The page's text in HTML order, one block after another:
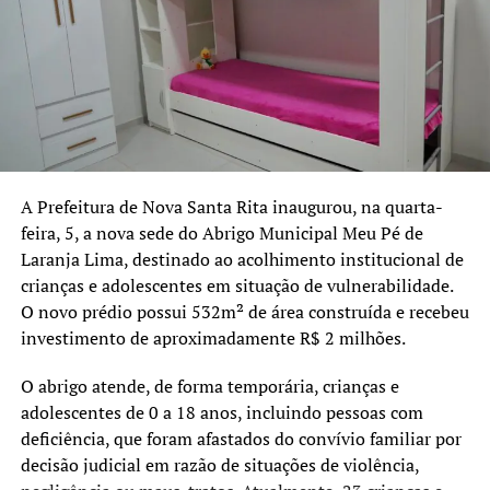
feminicídio. A proposta dos Bancos Vermelhos é
contribuir para a sensibilização da população e reforçar o
debate sobre a prevenção da violência contra as
mulheres.
A Prefeitura de Nova Santa Rita inaugurou, na quarta-
feira, 5, a nova sede do Abrigo Municipal Meu Pé de
Laranja Lima, destinado ao acolhimento institucional de
crianças e adolescentes em situação de vulnerabilidade.
O novo prédio possui 532m² de área construída e recebeu
investimento de aproximadamente R$ 2 milhões.
O abrigo atende, de forma temporária, crianças e
adolescentes de 0 a 18 anos, incluindo pessoas com
deficiência, que foram afastados do convívio familiar por
decisão judicial em razão de situações de violência,